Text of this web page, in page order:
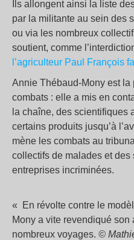
Ils allongent ainsi la liste
par la militante au sein des
ou via les nombreux
soutient, comme
l’agriculteur Paul François
Annie Thébaud-Mony est
combats : elle a mis en
la chaîne, des scientifiques
certains produits jusqu’à
mène les combats au
collectifs de malades et
entreprises incriminées.
« En révolte contre le
Mony a vite revendiqué son
nombreux voyages. ©